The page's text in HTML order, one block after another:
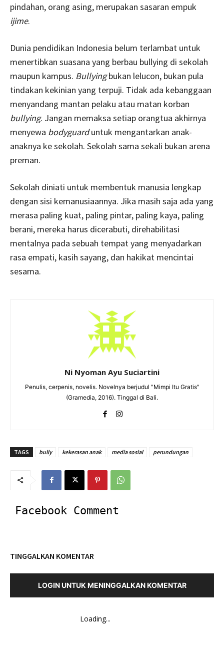
pindahan, orang asing, merupakan sasaran empuk
ijime.
Dunia pendidikan Indonesia belum terlambat untuk
menertibkan suasana yang berbau bullying di sekolah
maupun kampus. Bullyingbukan lelucon, bukan pula
tindakan kekinian yang terpuji. Tidak ada kebanggaan
menyandang mantan pelaku atau matan korban
bullying. Jangan memaksa setiap orangtua akhirnya
menyewa bodyguarduntuk mengantarkan anak-
anaknya ke sekolah. Sekolah sama sekali bukan arena
preman.
Sekolah diniati untuk membentuk manusia lengkap
dengan sisi kemanusiaannya. Jika masih saja ada yang
merasa paling kuat, paling pintar, paling kaya, paling
berani, mereka harus dicerabuti, direhabilitasi
mentalnya pada sebuah tempat yang menyadarkan
rasa empati, kasih sayang, dan hakikat mencintai
sesama.
Ni Nyoman Ayu Suciartini
Penulis, cerpenis, novelis. Novelnya berjudul "Mimpi Itu Gratis"
(Gramedia, 2016). Tinggal di Bali.
TAGS bully kekerasan anak media sosial perundungan
Facebook Comment
TINGGALKAN KOMENTAR
LOGIN UNTUK MENINGGALKAN KOMENTAR
Loading...